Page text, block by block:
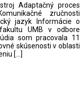
Adaptačný proces
zručnosti
jazyk Informácie o
UMB v odbore
som pracovala 11
skúsenosti v oblasti
[…]